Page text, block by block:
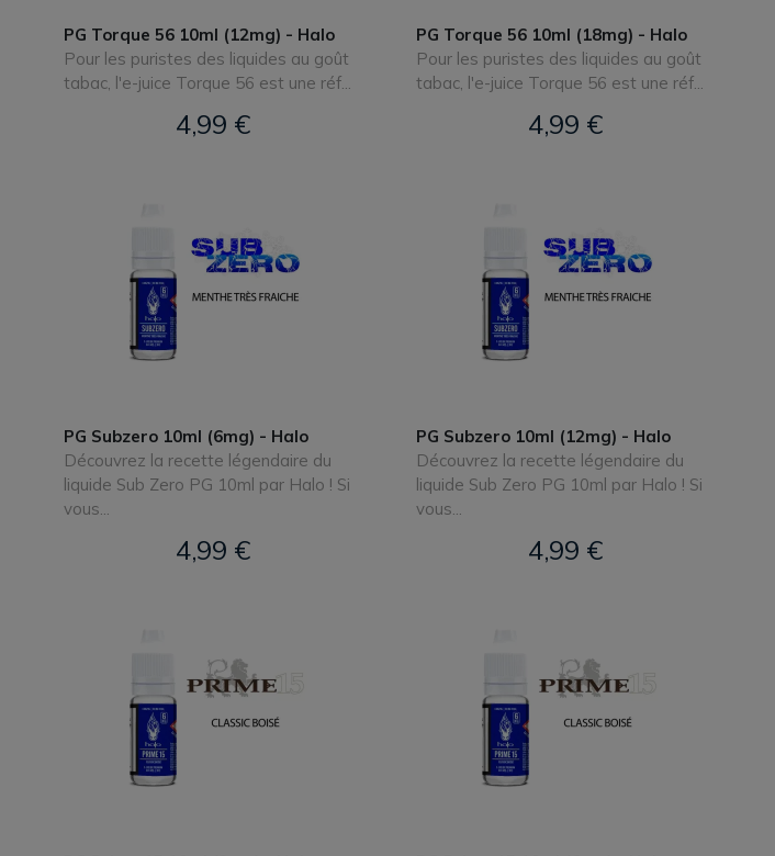
PG Torque 56 10ml (12mg) - Halo
Pour les puristes des liquides au goût
tabac, l'e-juice Torque 56 est une réf...
4,99 €
PG Torque 56 10ml (18mg) - Halo
Pour les puristes des liquides au goût
tabac, l'e-juice Torque 56 est une réf...
4,99 €
PG Subzero 10ml (6mg) - Halo
Découvrez la recette légendaire du
liquide Sub Zero PG 10ml par Halo ! Si
vous...
4,99 €
PG Subzero 10ml (12mg) - Halo
Découvrez la recette légendaire du
liquide Sub Zero PG 10ml par Halo ! Si
vous...
4,99 €